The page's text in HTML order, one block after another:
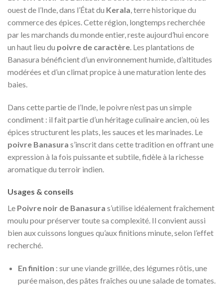
ouest de l’Inde, dans l’État du Kerala, terre historique du
commerce des épices. Cette région, longtemps recherchée
par les marchands du monde entier, reste aujourd’hui encore
un haut lieu du poivre de caractère. Les plantations de
Banasura bénéficient d’un environnement humide, d’altitudes
modérées et d’un climat propice à une maturation lente des
baies.
Dans cette partie de l’Inde, le poivre n’est pas un simple
condiment : il fait partie d’un héritage culinaire ancien, où les
épices structurent les plats, les sauces et les marinades. Le
poivre Banasura s’inscrit dans cette tradition en offrant une
expression à la fois puissante et subtile, fidèle à la richesse
aromatique du terroir indien.
Usages & conseils
Le Poivre noir de Banasura s’utilise idéalement fraîchement
moulu pour préserver toute sa complexité. Il convient aussi
bien aux cuissons longues qu’aux finitions minute, selon l’effet
recherché.
En finition : sur une viande grillée, des légumes rôtis, une
purée maison, des pâtes fraîches ou une salade de tomates.